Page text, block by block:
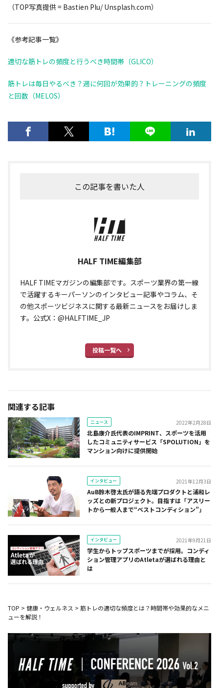
（TOP写真提供 = Bastien Plu/ Unsplash.com）
《参考記事一覧》
適切な筋トレの頻度と行うべき時間帯（GLICO）
筋トレは毎日やるべき？週に何回が効果的？トレーニングの頻度
と回数（MELOS）
この記事を書いた人
HALF TIME編集部
HALF TIMEマガジンの編集部です。スポーツ業界の第一線
で活躍するキーパーソンのインタビュー記事やコラム、そ
の他スポーツビジネスに関する最新ニュースをお届けしま
す。公式X：@HALFTIME_JP
投稿一覧へ
関連する記事
ニュース 2022年2月28日
北島康介氏代表のIMPRINT、スポーツを活用
したコミュニティサービス「SPOLUTION」を
マンション向けに提供開始
インタビュー 2021年12月3日
AuB鈴木啓太氏が語る先端プロダクトと浦和レ
ッズとの新プロジェクト。目指すは「アスリー
トから一般人まで“ベストコンディション”」
インタビュー 2021年9月21日
学生からトップスポーツまでが採用。コンディ
ション管理アプリのAtletaが選ばれる理由と
は
TOP > 健康・ウェルネス > 筋トレの適切な頻度とは？時間帯や効果的なメニ
ューを解説！